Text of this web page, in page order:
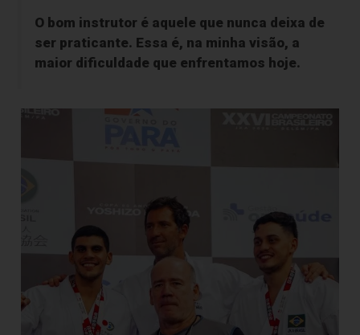
O bom instrutor é aquele que nunca deixa de
ser praticante. Essa é, na minha visão, a
maior dificuldade que enfrentamos hoje.